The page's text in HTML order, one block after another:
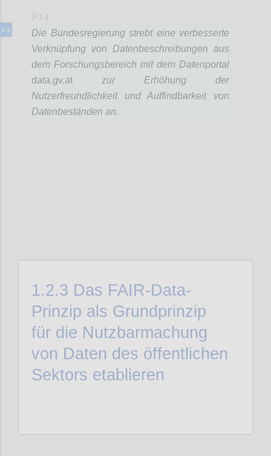
Die Bundesregierung strebt eine verbesserte
Verknüpfung von Datenbeschreibungen aus
dem Forschungsbereich mit dem Datenportal
data.gv.at zur Erhöhung der
Nutzerfreundlichkeit und Auffindbarkeit von
Datenbeständen an.
1.2.3 Das FAIR-Data-
Prinzip als Grundprinzip
für die Nutzbarmachung
von Daten des öffentlichen
Sektors etablieren